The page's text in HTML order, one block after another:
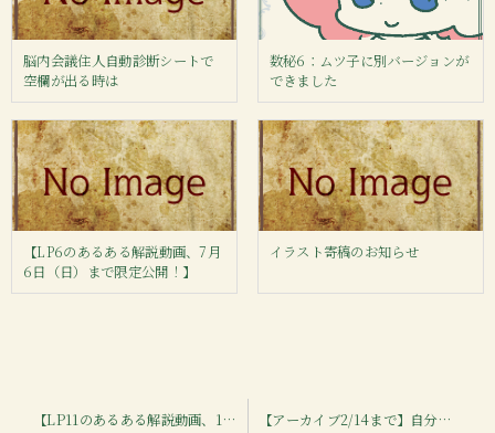
脳内会議住人自動診断シートで
空欄が出る時は
数秘6：ムツ子に別バージョンが
できました
【LP6のあるある解説動画、7月
6日（日）まで限定公開！】
イラスト寄稿のお知らせ
【LP11のあるある解説動画、11月9日（日）まで限定公開！】 【アーカイブ2/14まで】自分らしく生きるための数秘術講座【1月31日京都】